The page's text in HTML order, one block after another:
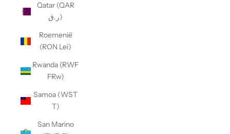
Qatar (QAR
ر.ق)
Roemenië
(RON Lei)
Rwanda (RWF
FRw)
Samoa (WST
T)
San Marino